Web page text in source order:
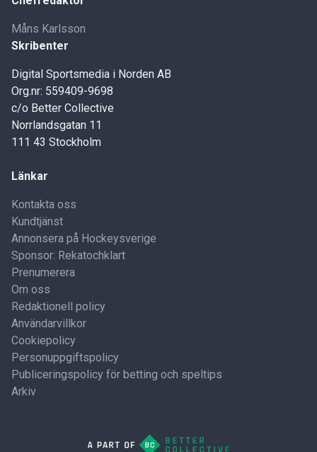
Måns Karlsson
Skribenter
Digital Sportsmedia i Norden AB
Org.nr: 559409-9698
c/o Better Collective
Norrlandsgatan 11
111 43 Stockholm
Länkar
Kontakta oss
Kundtjänst
Annonsera på Hockeysverige
Sponsor: Rekatochklart
Prenumerera
Om oss
Redaktionell policy
Användarvillkor
Cookiepolicy
Personuppgiftspolicy
Publiceringspolicy för betting och speltips
Arkiv